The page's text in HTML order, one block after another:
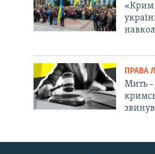
Русский
«Крим
ПРАВА
Мить –